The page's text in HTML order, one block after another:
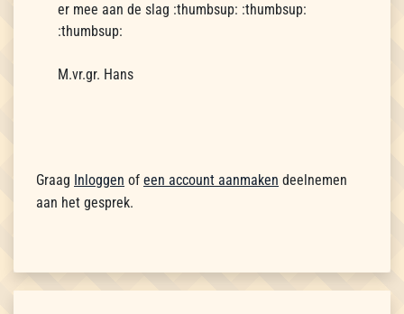
er mee aan de slag :thumbsup: :thumbsup:
:thumbsup:
M.vr.gr. Hans
Graag Inloggen of een account aanmaken deelnemen
aan het gesprek.